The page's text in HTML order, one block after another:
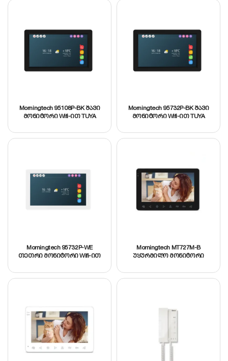
Morningtech 95108P-BK შავი
მონიტორი Wifi-ით TUYA
Morningtech 95732P-BK შავი
მონიტორი Wifi-ით TUYA
Morningtech 95732P-WE
თეთრი მონიტორი Wifi-ით
Morningtech MT727M-B
უყურმილო მონიტორი
მულტიენოვანი მენიუ, 7″ TFT
LCD ეკრანი, 32გბ SD